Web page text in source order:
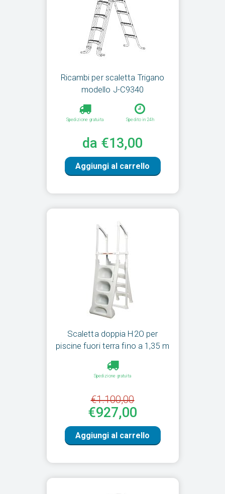
Ricambi per scaletta Trigano
modello J-C9340
Spedizione gratuita Spedito in 24h
da €13,00
Aggiungi al carrello
Scaletta doppia H2O per
piscine fuori terra fino a 1,35 m
Spedizione gratuita
€1.100,00
€927,00
Aggiungi al carrello